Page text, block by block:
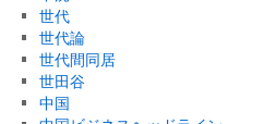
世代
世代論
世代間同居
世田谷
中国